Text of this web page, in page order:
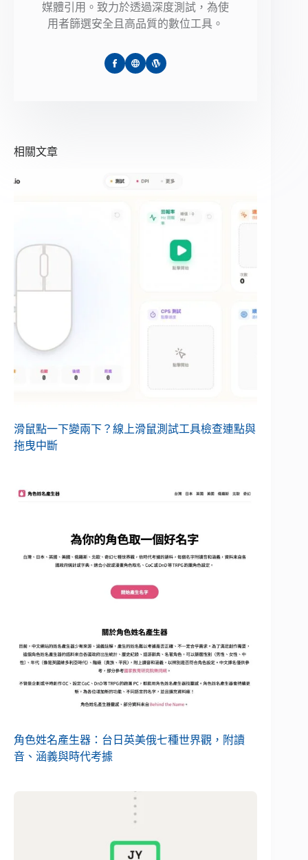
媒體引用。致力於透過深度測試，為使
用者篩選安全且高品質的數位工具。
相關文章
滑鼠點一下變兩下？線上滑鼠測試工具檢查連點與
拖曳中斷
角色姓名產生器：台日英美俄七種世界觀，附讀
音、涵義與時代考據